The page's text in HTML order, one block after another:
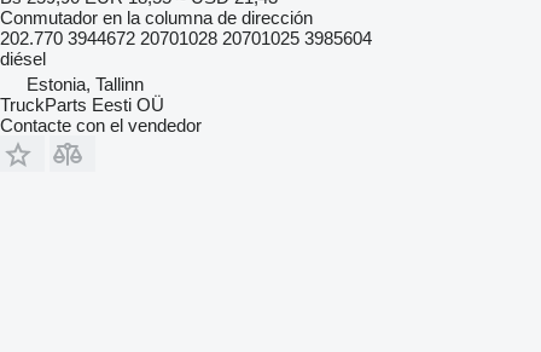
Conmutador en la columna de dirección
202.770 3944672 20701028 20701025 3985604
diésel
Estonia, Tallinn
TruckParts Eesti OÜ
Contacte con el vendedor